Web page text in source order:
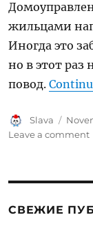
жильцами
Иногда это
но в этот раз
повод.
Author
Slava
on
Leave a comment
СВЕЖИЕ